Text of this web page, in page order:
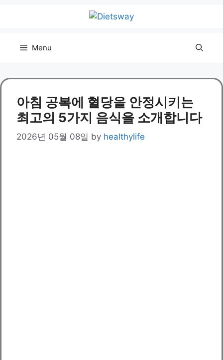
Menu
아침 공복에 혈당을 안정시키는
최고의 5가지 음식을 소개합니다
2026년 05월 08일 by healthylife